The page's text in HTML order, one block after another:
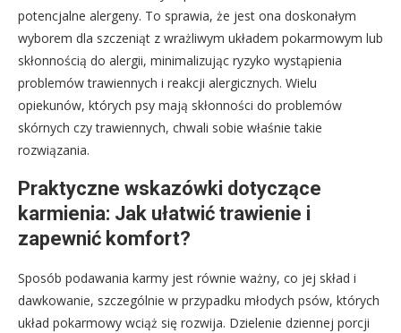
potencjalne alergeny. To sprawia, że jest ona doskonałym
wyborem dla szczeniąt z wrażliwym układem pokarmowym lub
skłonnością do alergii, minimalizując ryzyko wystąpienia
problemów trawiennych i reakcji alergicznych. Wielu
opiekunów, których psy mają skłonności do problemów
skórnych czy trawiennych, chwali sobie właśnie takie
rozwiązania.
Praktyczne wskazówki dotyczące
karmienia: Jak ułatwić trawienie i
zapewnić komfort?
Sposób podawania karmy jest równie ważny, co jej skład i
dawkowanie, szczególnie w przypadku młodych psów, których
układ pokarmowy wciąż się rozwija. Dzielenie dziennej porcji